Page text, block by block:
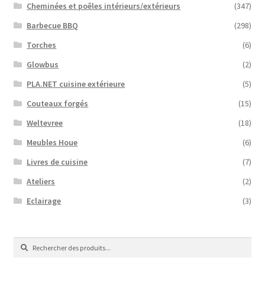
Cheminées et poêles intérieurs/extérieurs
(347)
Barbecue BBQ
(298)
Torches
(6)
Glowbus
(2)
PLA.NET cuisine extérieure
(5)
Couteaux forgés
(15)
Weltevree
(18)
Meubles Houe
(6)
Livres de cuisine
(7)
Ateliers
(2)
Eclairage
(3)
Recherche
Recherche